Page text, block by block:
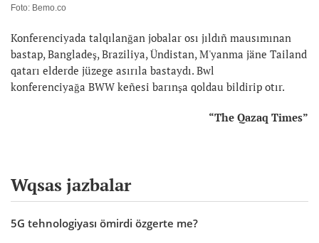
Foto: Bemo.co
Konferenciyada talqılanğan jobalar osı jıldıñ mausımınan
bastap, Bangladeş, Braziliya, Ündistan, M'yanma jäne Tailand
qatarı elderde jüzege asırıla bastaydı. Bwl
konferenciyağa BWW keñesi barınşa qoldau bildirip otır.
“The Qazaq Times”
Wqsas jazbalar
5G tehnologiyası ömirdi özgerte me?